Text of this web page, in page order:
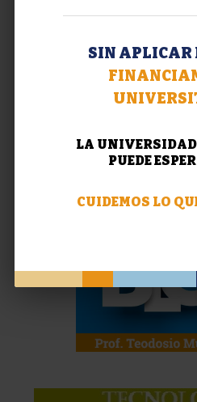
SIN APLICAR
LA
PUEDE
CUIDEMOS LO